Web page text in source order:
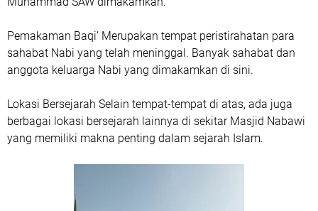
Pemakaman Baqi’ Merupakan tempat peristirahatan para
sahabat Nabi yang telah meninggal. Banyak sahabat dan
anggota keluarga Nabi yang dimakamkan di sini.
Lokasi Bersejarah Selain tempat-tempat di atas, ada juga
berbagai lokasi bersejarah lainnya di sekitar Masjid Nabawi
yang memiliki makna penting dalam sejarah Islam.